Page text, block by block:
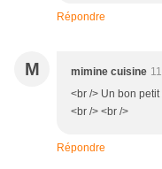
Répondre
M mimine cuisine
<br /> Un bon
<br /> <br />
Répondre